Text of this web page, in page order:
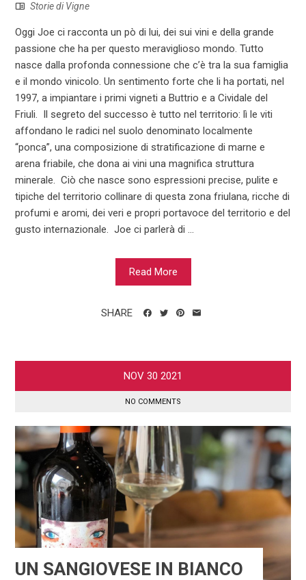
Storie di Vigne
Oggi Joe ci racconta un pò di lui, dei sui vini e della grande
passione che ha per questo meraviglioso mondo. Tutto
nasce dalla profonda connessione che c’è tra la sua famiglia
e il mondo vinicolo. Un sentimento forte che li ha portati, nel
1997, a impiantare i primi vigneti a Buttrio e a Cividale del
Friuli. Il segreto del successo è tutto nel territorio: lì le viti
affondano le radici nel suolo denominato localmente
“ponca”, una composizione di stratificazione di marne e
arena friabile, che dona ai vini una magnifica struttura
minerale. Ciò che nasce sono espressioni precise, pulite e
tipiche del territorio collinare di questa zona friulana, ricche di
profumi e aromi, dei veri e propri portavoce del territorio e del
gusto internazionale. Joe ci parlerà di ...
Read More
SHARE
NOV 30 2021
NO COMMENTS
UN SANGIOVESE IN BIANCO